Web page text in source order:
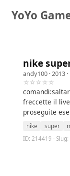
YoYo
nike
andy100 · 2013 ·
☆☆☆☆☆
freccette il
proseguite
nike super
ID: 214419 ·